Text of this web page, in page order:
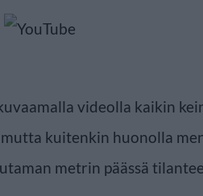
videolla kaikin
kuitenkin huonolla
metrin päässä